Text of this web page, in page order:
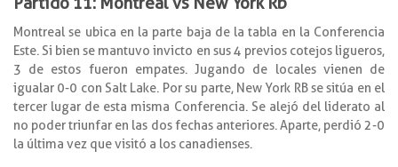
Montreal se ubica en la parte baja de la tabla en la Conferencia
Este. Si bien se mantuvo invicto en sus 4 previos cotejos ligueros,
3 de estos fueron empates. Jugando de locales vienen de
igualar 0-0 con Salt Lake. Por su parte, New York RB se sitúa en el
tercer lugar de esta misma Conferencia. Se alejó del liderato al
no poder triunfar en las dos fechas anteriores. Aparte, perdió 2-0
la última vez que visitó a los canadienses.